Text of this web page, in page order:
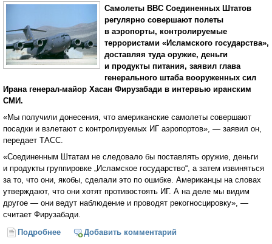
Самолеты ВВС Соединенных Штатов
регулярно совершают полеты
в аэропорты, контролируемые
террористами «Исламского государства»,
доставляя туда оружие, деньги
и продукты питания, заявил глава
генерального штаба вооруженных сил
Ирана генерал-майор Хасан Фирузабади в интервью иранским
СМИ.
«Мы получили донесения, что американские самолеты совершают
посадки и взлетают с контролируемых ИГ аэропортов», — заявил он,
передает ТАСС.
«Соединенным Штатам не следовало бы поставлять оружие, деньги
и продукты группировке „Исламское государство“, а затем извиняться
за то, что они, якобы, сделали это по ошибке. Американцы на словах
утверждают, что они хотят противостоять ИГ. А на деле мы видим
другое — они ведут наблюдение и проводят рекогносцировку», —
считает Фирузабади.
Подробнее о Тегеран: Американские ВВС совершают рейсы в
Добавить комментарий